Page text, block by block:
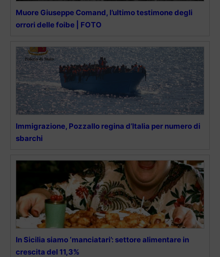
Muore Giuseppe Comand, l’ultimo testimone degli
orrori delle foibe | FOTO
Immigrazione, Pozzallo regina d’Italia per numero di
sbarchi
In Sicilia siamo ‘manciatari’: settore alimentare in
crescita del 11,3%